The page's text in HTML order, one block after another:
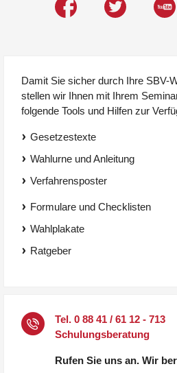
Damit Sie sicher durch Ihre SBV-
stellen wir Ihnen mit Ihrem
folgende Tools und Hilfen zur
Gesetzestexte
Wahlurne und Anleitung
Verfahrensposter
Formulare und Checklisten
Wahlplakate
Ratgeber
Tel. 0 88 41 / 61 12 - 713
Schulungsberatung
Rufen Sie uns an. Wir